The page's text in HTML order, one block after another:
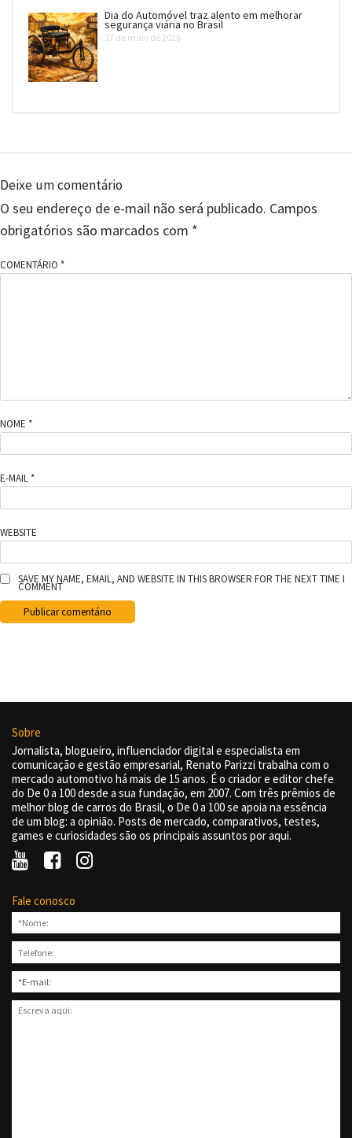
Dia do Automóvel traz alento em melhorar
segurança viária no Brasil
17 de maio de 2026
Deixe um comentário
O seu endereço de e-mail não será publicado. Campos
obrigatórios são marcados com *
COMENTÁRIO *
NOME *
E-MAIL *
WEBSITE
SAVE MY NAME, EMAIL, AND WEBSITE IN THIS BROWSER FOR THE NEXT TIME I
COMMENT
Sobre
Jornalista, blogueiro, influenciador digital e especialista em
comunicação e gestão empresarial, Renato Parizzi trabalha com o
mercado automotivo há mais de 15 anos. É o criador e editor chefe
do De 0 a 100 desde a sua fundação, em 2007. Com três prêmios de
melhor blog de carros do Brasil, o De 0 a 100 se apoia na essência
de um blog: a opinião. Posts de mercado, comparativos, testes,
games e curiosidades são os principais assuntos por aqui.
Fale conosco